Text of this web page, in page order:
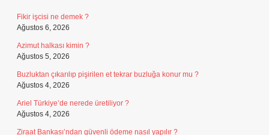
Fikir işcisi ne demek ?
Ağustos 6, 2026
Azimut halkası kimin ?
Ağustos 5, 2026
Buzluktan çıkarılıp pişirilen et tekrar buzluğa konur mu ?
Ağustos 4, 2026
Ariel Türkiye’de nerede üretiliyor ?
Ağustos 4, 2026
Ziraat Bankası’ndan güvenli ödeme nasıl yapılır ?